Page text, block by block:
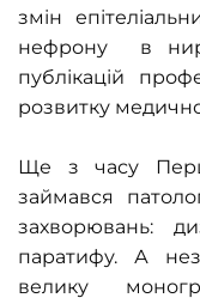
змін
нефрону в
публікацій
розвитку
Ще з часу
займався
захворювань:
паратифу. А
велику